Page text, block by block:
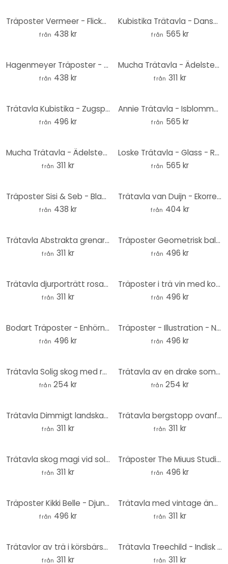
Träposter Vermeer - Flickan med pärlörhänge
från 438 kr
Kubistika Trätavla - Dansa i solen - Rund
från 565 kr
Hagenmeyer Träposter - Crazy Cat
från 438 kr
Mucha Trätavla - Ädelstenar: Ametist - Rund
från 311 kr
Trätavla Kubistika - Zugspitze - Rund
från 496 kr
Annie Trätavla - Isblommor - Rund
från 565 kr
Mucha Trätavla - Ädelstenar: Topas - Rund
från 311 kr
Loske Trätavla - Glass - Rund
från 565 kr
Träposter Sisi & Seb - Bladspel
från 438 kr
Trätavla van Duijn - Ekorren luktar på en blomma - Rund
från 404 kr
Trätavla Abstrakta grenar i tropiskt utseende - Costa - Rund
från 311 kr
Träposter Geometrisk balans - Abstrakt komposition - Costa
från 496 kr
Trätavla djurporträtt rosa kakadua - Sisi & Seb - Rund
från 311 kr
Träposter i trä vin med korkskruv - Pictufy Studio
från 496 kr
Bodart Träposter - Enhörningar finns på riktigt
från 496 kr
Träposter - Illustration - Naturens skira skönhet - Mossa
från 496 kr
Trätavla Solig skog med rådjur - DigitalArtsi
från 254 kr
Trätavla av en drake som flyger genom stjärnklara moln - DigitalArtsi
från 254 kr
Trätavla Dimmigt landskap på natten - SpaceFrog Designs - Rund
från 311 kr
Trätavla bergstopp ovanför molnen - SpaceFrog Designs - Round
från 311 kr
Trätavla skog magi vid solnedgång - SpaceFrog Designs - Round
från 311 kr
Träposter The Miuus Studio - Abstrakt flöde
från 496 kr
Träposter Kikki Belle - Djungel sökbild
från 496 kr
Trätavla med vintage ängsblommor - Beige - Blomstersmycke - Rund
från 311 kr
Trätavlor av trä i körsbärsblom Rush Beige - Blomstersmycke - Rund
från 311 kr
Trätavla Treechild - Indisk ros - Rund
från 311 kr